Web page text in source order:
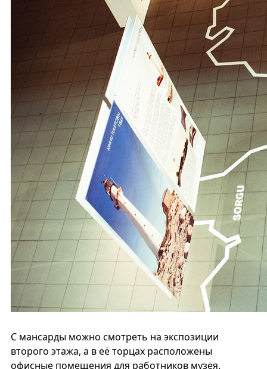
С мансарды можно смотреть на экспозиции
второго этажа, а в её торцах расположены
офисные помещения для работников музея.